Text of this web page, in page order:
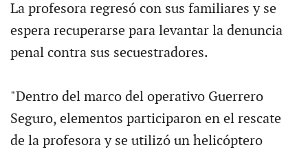
La profesora regresó con sus familiares y se
espera recuperarse para levantar la denuncia
penal contra sus secuestradores.
"Dentro del marco del operativo Guerrero
Seguro, elementos participaron en el rescate
de la profesora y se utilizó un helicóptero